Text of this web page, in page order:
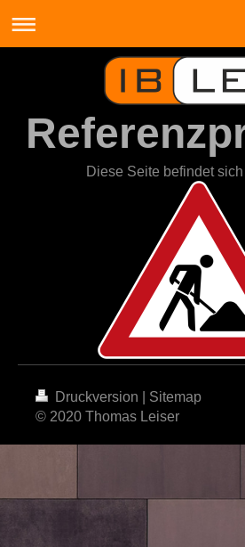
Diese Seite befindet
Druckversion
Sitemap
© 2020 Thomas Leiser